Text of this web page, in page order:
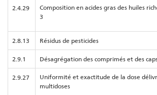
2.4.29
Composition en acides gras des huiles
3
2.8.13 Résidus de pesticides
2.9.1 Désagrégation des comprimés et des
2.9.27
Uniformité et exactitude de la dose
multidoses